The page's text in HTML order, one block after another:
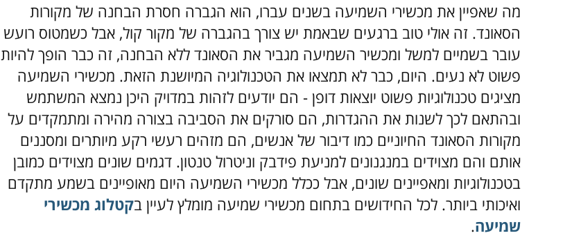
מה שאפיין את מכשירי השמיעה בשנים עברו, הוא הגברה חסרת הבחנה של מקורות
הסאונד. זה אולי טוב ברגעים שבאמת יש צורך בהגברה של מקור קול, אבל כשמטוס רועש
עובר בשמיים למשל ומכשיר השמיעה מגביר את הסאונד ללא הבחנה, זה כבר הופך להיות
פשוט לא נעים. היום, כבר לא תמצאו את הטכנולוגיה המיושנת הזאת. מכשירי השמיעה
מציגים טכנולוגיות פשוט יוצאות דופן - הם יודעים לזהות במדויק היכן נמצא המשתמש
ובהתאם לכך לשנות את ההגדרות, הם סורקים את הסביבה בצורה מהירה ומתמקדים על
מקורות הסאונד החיוניים כמו דיבור של אנשים, הם מזהים רעשי רקע מיותרים ומסננים
אותם והם מצוידים במנגנונים למניעת פידבק וניטרול טנטון. דגמים שונים מצוידים כמובן
בטכנולוגיות ומאפיינים שונים, אבל ככלל מכשירי השמיעה היום מאופיינים בשמע מתקדם
ואיכותי ביותר. לכל החידושים בתחום מכשירי שמיעה מומלץ לעיין בקטלוג מכשירי
שמיעה.